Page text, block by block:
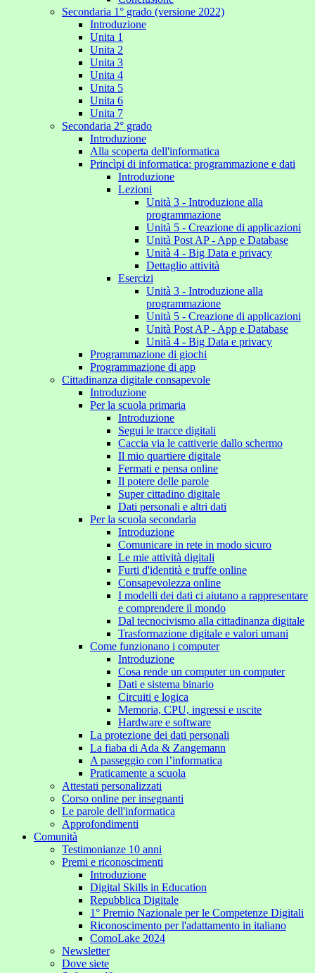
Secondaria 1° grado (versione 2022)
Introduzione
Unita 1
Unita 2
Unita 3
Unita 4
Unita 5
Unita 6
Unita 7
Secondaria 2° grado
Introduzione
Alla scoperta dell'informatica
Princìpi di informatica: programmazione e dati
Introduzione
Lezioni
Unità 3 - Introduzione alla
programmazione
Unità 5 - Creazione di applicazioni
Unità Post AP - App e Database
Unità 4 - Big Data e privacy
Dettaglio attività
Esercizi
Unità 3 - Introduzione alla
programmazione
Unità 5 - Creazione di applicazioni
Unità Post AP - App e Database
Unità 4 - Big Data e privacy
Programmazione di giochi
Programmazione di app
Cittadinanza digitale consapevole
Introduzione
Per la scuola primaria
Introduzione
Segui le tracce digitali
Caccia via le cattiverie dallo schermo
Il mio quartiere digitale
Fermati e pensa online
Il potere delle parole
Super cittadino digitale
Dati personali e altri dati
Per la scuola secondaria
Introduzione
Comunicare in rete in modo sicuro
Le mie attività digitali
Furti d'identità e truffe online
Consapevolezza online
I modelli dei dati ci aiutano a rappresentare
e comprendere il mondo
Dal tecnocivismo alla cittadinanza digitale
Trasformazione digitale e valori umani
Come funzionano i computer
Introduzione
Cosa rende un computer un computer
Dati e sistema binario
Circuiti e logica
Memoria, CPU, ingressi e uscite
Hardware e software
La protezione dei dati personali
La fiaba di Ada & Zangemann
A passeggio con l’informatica
Praticamente a scuola
Attestati personalizzati
Corso online per insegnanti
Le parole dell'informatica
Approfondimenti
Comunità
Testimonianze 10 anni
Premi e riconoscimenti
Introduzione
Digital Skills in Education
Repubblica Digitale
1° Premio Nazionale per le Competenze Digitali
Riconoscimento per l'adattamento in italiano
ComoLake 2024
Newsletter
Dove siete